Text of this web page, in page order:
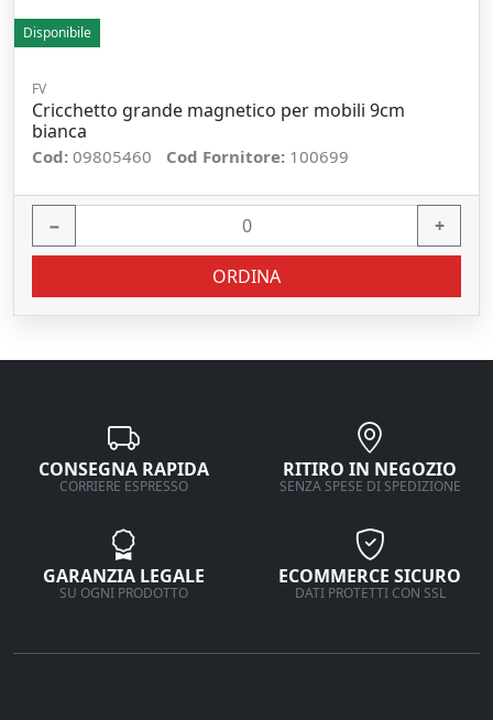
Disponibile
FV
Cricchetto grande magnetico per mobili 9cm
bianca
Cod: 09805460 Cod Fornitore: 100699
− +
ORDINA
CONSEGNA RAPIDA
CORRIERE ESPRESSO
RITIRO IN NEGOZIO
SENZA SPESE DI SPEDIZIONE
GARANZIA LEGALE
SU OGNI PRODOTTO
ECOMMERCE SICURO
DATI PROTETTI CON SSL